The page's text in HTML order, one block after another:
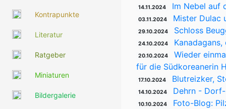
Kontrapunkte
Literatur
Ratgeber
Miniaturen
Bildergalerie
14.11.2024 Im Nebel auf
03.11.2024 Mister Dulac
29.10.2024 Schloss
24.10.2024
20.10.2024
Wieder
für die Südkoreanerin
17.10.2024 Blutreizker,
14.10.2024 Dehrn -
10.10.2024 Foto-Blog: